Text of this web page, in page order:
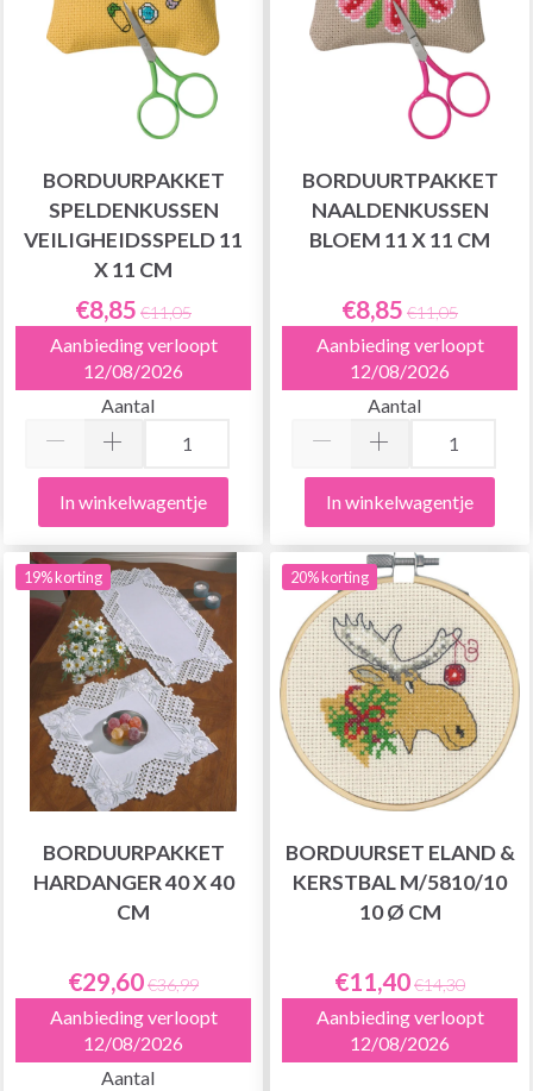
BORDUURPAKKET
SPELDENKUSSEN
VEILIGHEIDSSPELD 11
X 11 CM
€8,85 €11,05
Aanbieding verloopt
12/08/2026
Aantal
In winkelwagentje
BORDUURTPAKKET
NAALDENKUSSEN
BLOEM 11 X 11 CM
€8,85 €11,05
Aanbieding verloopt
12/08/2026
Aantal
In winkelwagentje
19% korting
BORDUURPAKKET
HARDANGER 40 X 40
CM
€29,60€36,99
Aanbieding verloopt
12/08/2026
Aantal
20% korting
BORDUURSET ELAND &
KERSTBAL M/5810/10
10 Ø CM
€11,40€14,30
Aanbieding verloopt
12/08/2026